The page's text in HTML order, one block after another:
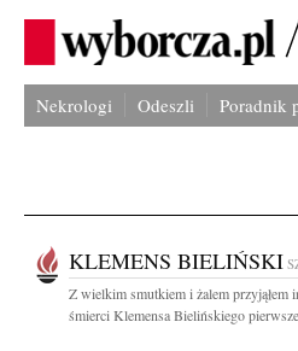
Nekrologi Odeszli Poradnik
KLEMENS BIELIŃSKI
Z wielkim smutkiem i żalem przyjąłem
śmierci Klemensa Bielińskiego